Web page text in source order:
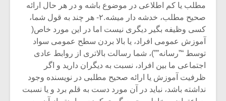
مطلب یا کم اطلاعی در موضوع باشه و در هر حال ارائه
صحیح مطلب، خدشه دار میشه.۲- هر چند به قول شما،
کسی وظیفه بگیر دیگری نیست اما در این مورد خاص(
آموزش عمومی افراد، یا بالا بردن سطح عمومی سواد
توسط “”رسانه””)، شما رسالت بالاتری از روابط عادی
اجتماعی ما بین افراد، نسبت به دیگران دارید و اگر
ظرفیت آموزش یا ارائه صحیح مطلبی در نویسنده وجود
نداشته باشد، نباید در آن مورد دست به قلم برد و یا نسبت